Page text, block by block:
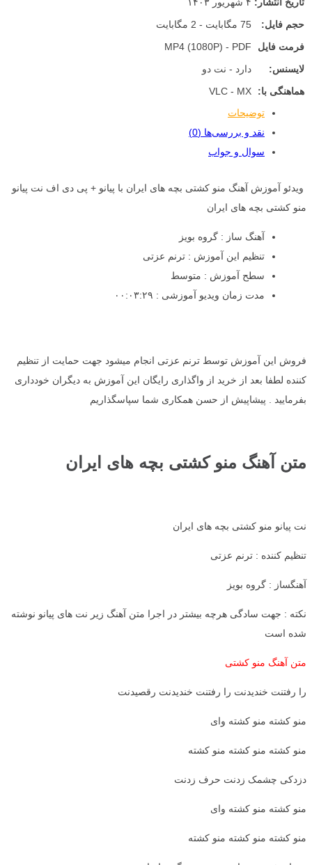
حجم فایل:
75 مگابایت - 2 مگابایت
فرمت فایل
MP4 (1080P) - PDF
لایسنس:
دارد - نت دو
هماهنگی با:
VLC - MX
توضیحات
نقد و بررسی‌ها (0)
سوال و جواب
ویدئو آموزش آهنگ منو کشتی بچه های ایران با پیانو + پی دی اف نت پیانو
منو کشتی بچه های ایران
آهنگ ساز : گروه بویز
تنظیم این آموزش : ترنم عزتی
سطح آموزش : متوسط
مدت زمان ویدیو آموزشی : ۰۰:۰۳:۲۹
فروش این آموزش توسط ترنم عزتی انجام میشود جهت حمایت از تنظیم
کننده لطفا بعد از خرید از واگذاری رایگان این آموزش به دیگران خودداری
بفرمایید . پیشاپیش از حسن همکاری شما سپاسگذاریم
متن آهنگ منو کشتی بچه های ایران
نت پیانو منو کشتی بچه های ایران
تنظیم کننده : ترنم عزتی
آهنگساز : گروه بویز
نکته : جهت سادگی هرچه بیشتر در اجرا متن آهنگ زیر نت های پیانو نوشته
شده است
متن آهنگ منو کشتی
را رفتنت خندیدنت را رفتنت خندیدنت رقصیدنت
منو کشته منو کشته وای
منو کشته منو کشته منو کشته
دزدکی چشمک زدنت حرف زدنت
منو کشته منو کشته وای
منو کشته منو کشته منو کشته